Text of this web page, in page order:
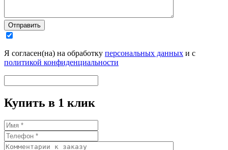
Отправить
Я согласен(на) на обработку персональных данных и с
политикой конфиденциальности
Купить в 1 клик